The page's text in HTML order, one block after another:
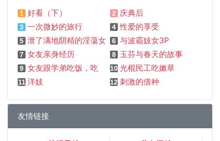
1 好看（下） 2 庆典后
3 一次微妙的旅行 4 性爱的享受
5 泄了满地阴精的淫蕩女 6 与波霸妓女3P
7 女友亲身经历 8 玉芬与春天的故事
9 女友跟学弟吃饭，吃到MOTEL炒饭 10 光棍民工吃嫰草
11 洋妓 12 刺激的借种
友情链接